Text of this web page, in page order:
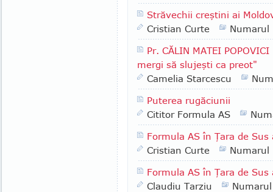
Străvechii creştini ai
Cristian Curte
Numarul
Pr. CĂLIN MATEI
mergi să slujeşti ca preot"
Camelia Starcescu
Puterea rugăciunii
Cititor Formula AS
Formula AS în Ţara de
Cristian Curte
Numarul
Formula AS în Ţara de
Claudiu Tarziu